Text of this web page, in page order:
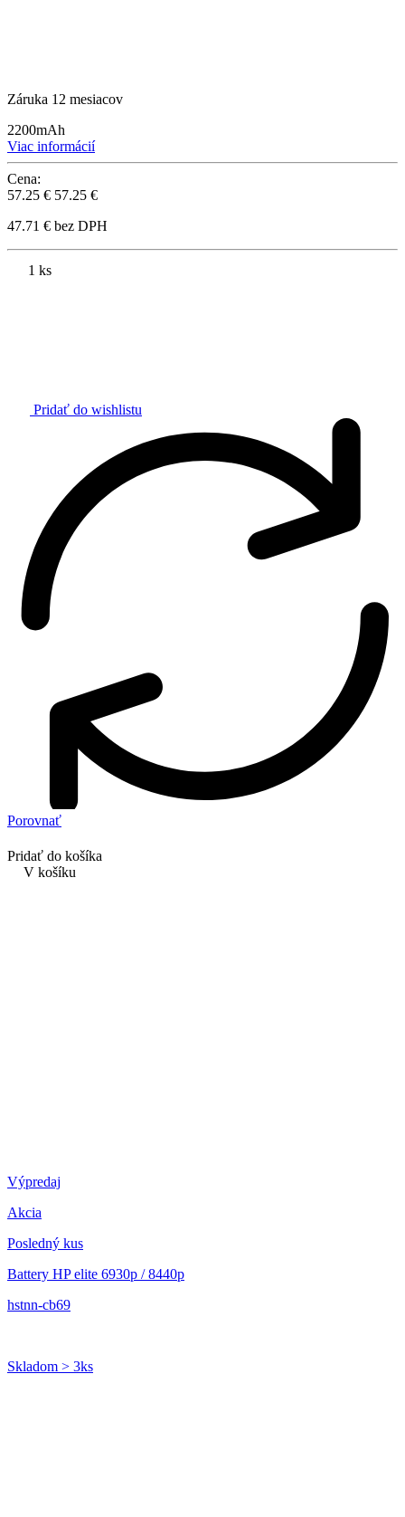
Záruka 12 mesiacov
2200mAh
Viac informácií
Cena:
57.25 € 57.25 €
47.71 € bez DPH
1 ks
Pridať do wishlistu
Porovnať
Pridať do košíka
V košíku
Výpredaj
Akcia
Posledný kus
Battery HP elite 6930p / 8440p
hstnn-cb69
Skladom > 3ks